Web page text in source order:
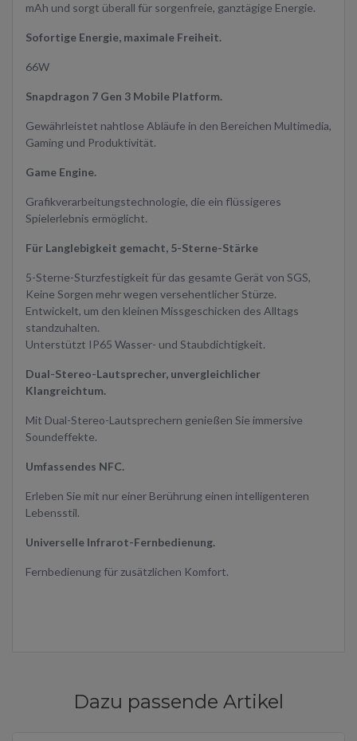
mAh und sorgt überall für sorgenfreie, ganztägige Energie.
Sofortige Energie, maximale Freiheit.
66W
Snapdragon 7 Gen 3 Mobile Platform.
Gewährleistet nahtlose Abläufe in den Bereichen Multimedia,
Gaming und Produktivität.
Game Engine.
Grafikverarbeitungstechnologie, die ein flüssigeres
Spielerlebnis ermöglicht.
Für Langlebigkeit gemacht, 5-Sterne-Stärke
5-Sterne-Sturzfestigkeit für das gesamte Gerät von SGS,
Keine Sorgen mehr wegen versehentlicher Stürze.
Entwickelt, um den kleinen Missgeschicken des Alltags
standzuhalten.
Unterstützt IP65 Wasser- und Staubdichtigkeit.
Dual-Stereo-Lautsprecher, unvergleichlicher
Klangreichtum.
Mit Dual-Stereo-Lautsprechern genießen Sie immersive
Soundeffekte.
Umfassendes NFC.
Erleben Sie mit nur einer Berührung einen intelligenteren
Lebensstil.
Universelle Infrarot-Fernbedienung.
Fernbedienung für zusätzlichen Komfort.
Dazu passende Artikel